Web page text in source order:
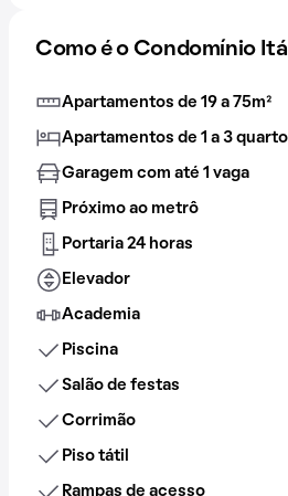
Como é o Condomínio
Apartamentos de 19 a 75m²
Apartamentos de 1 a 3
Garagem com até 1 vaga
Próximo ao metrô
Portaria 24 horas
Elevador
Academia
Piscina
Salão de festas
Corrimão
Piso tátil
Rampas de acesso